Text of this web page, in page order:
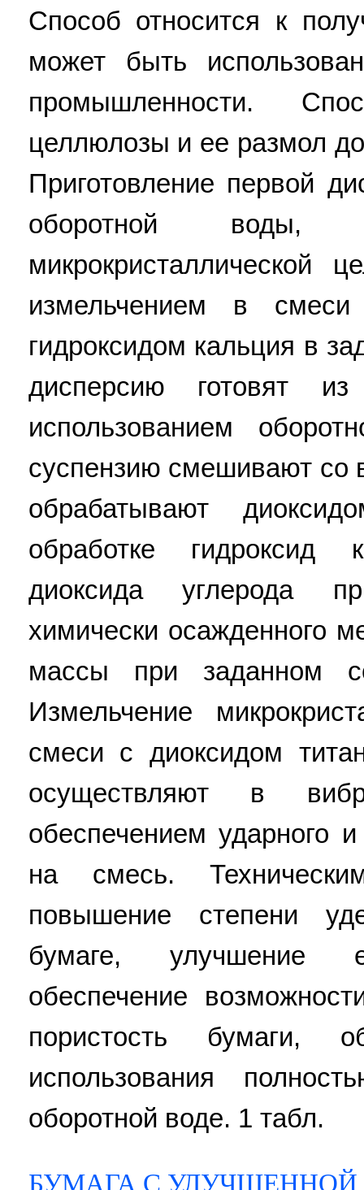
Способ относится к
может быть
промышленности.
целлюлозы и ее размол
Приготовление первой
оборотной воды,
микрокристаллической
измельчением в
гидроксидом кальция в
дисперсию готовят
использованием
суспензию смешивают со
обрабатывают
обработке гидроксид
диоксида углерода
химически осажденного
массы при заданном
Измельчение
смеси с диоксидом
осуществляют в
обеспечением ударного
на смесь.
повышение степени
бумаге, улучшение
обеспечение
пористость бумаги,
использования
оборотной воде. 1 табл.
БУМАГА С